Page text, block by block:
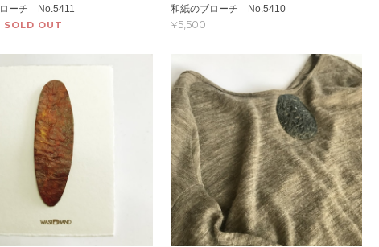
ーチ No.5411
SOLD OUT
和紙のブローチ No.5410
¥5,500